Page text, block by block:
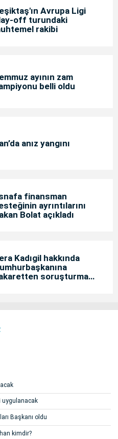
Avrupa Ligi
off turundaki
rakibi
ayının zam
belli oldu
anız yangını
finansman
ayrıntılarını
Bolat açıkladı
Kadıgil hakkında
soruşturma
uygulanacak
Başkanı oldu
kimdir?